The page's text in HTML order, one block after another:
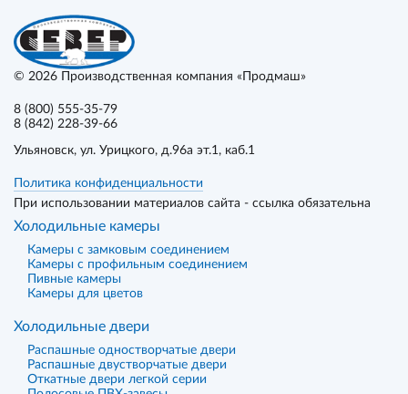
© 2026 Производственная компания «Продмаш»
8 (800) 555-35-79
8 (842) 228-39-66
Ульяновск, ул. Урицкого, д.96а эт.1, каб.1
Политика конфиденциальности
При использовании материалов сайта - ссылка обязательна
Холодильные камеры
Камеры с замковым соединением
Камеры с профильным соединением
Пивные камеры
Камеры для цветов
Холодильные двери
Распашные одностворчатые двери
Распашные двустворчатые двери
Откатные двери легкой серии